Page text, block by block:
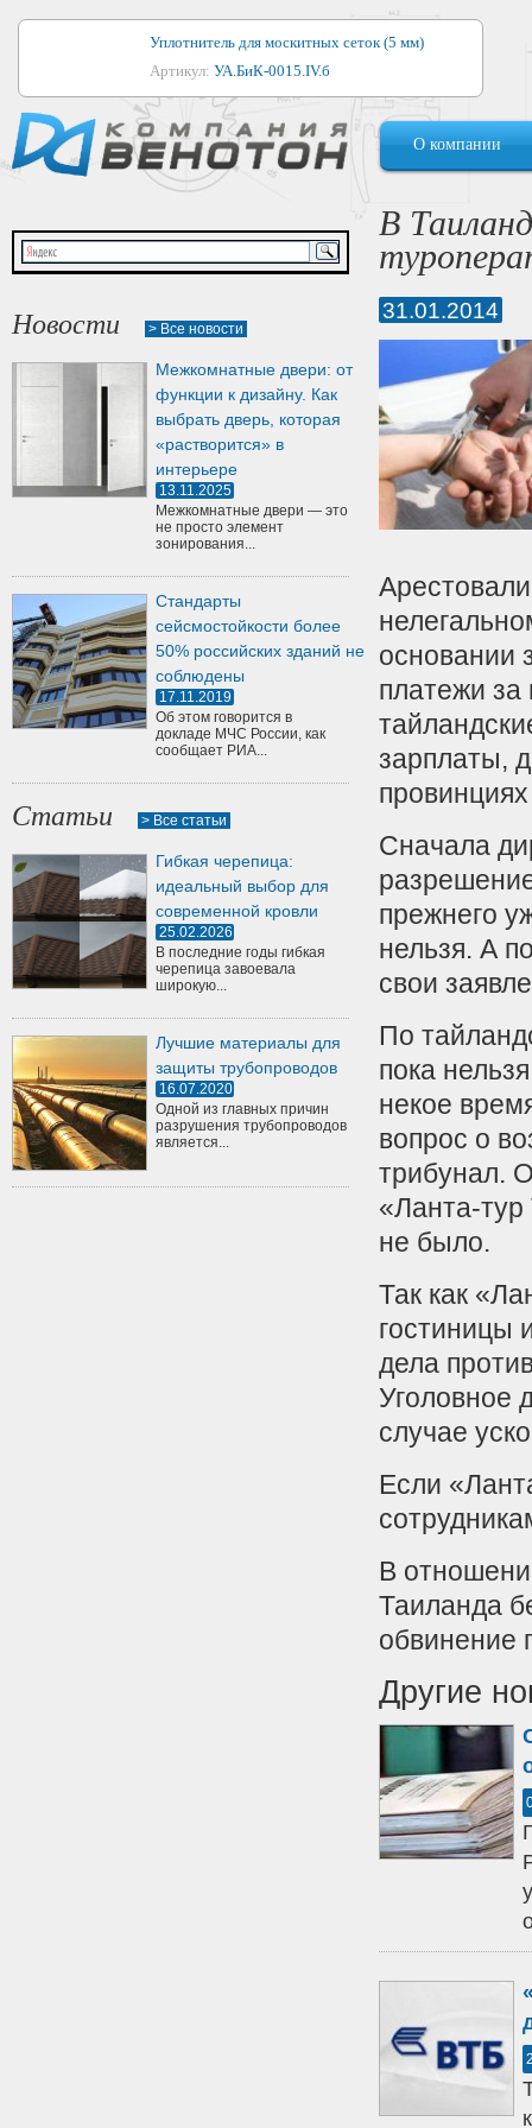
Уплотнитель для москитных сеток (5 мм)
Артикул: УА.БиК-0015.IV.б
Уплотнитель для алюминиевых окон
Артикул:1044
Уплотнитель для деревянных окон
Артикул:УМ.БиК-0062.IV.б
Уплотнитель лоджиевый для (4, 5, 6 мм)
Артикул:
О компании
Новости > Все новости
Межкомнатные двери: от
функции к дизайну. Как
выбрать дверь, которая
«растворится» в
интерьере
13.11.2025
Межкомнатные двери — это
не просто элемент
зонирования...
Стандарты
сейсмостойкости более
50% российских зданий не
соблюдены
17.11.2019
Об этом говорится в
докладе МЧС России, как
сообщает РИА...
Статьи > Все статьи
Гибкая черепица:
идеальный выбор для
современной кровли
25.02.2026
В последние годы гибкая
черепица завоевала
широкую...
Лучшие материалы для
защиты трубопроводов
16.07.2020
Одной из главных причин
разрушения трубопроводов
является...
В
31.01.2014
основании
платежи за
зарплаты,
Сначала
прежнего
нельзя. А
свои
По
пока
некое
вопрос о
трибунал.
«Ланта-
не было.
Так как
гостиницы
дела
Уголовное
случае
Если
В
Таиланда
обвинение
Другие